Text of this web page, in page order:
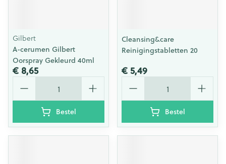
Gilbert
A-cerumen Gilbert
Oorspray Gekleurd 40ml
€ 8,65
Aantal
Bestel
Cleansing&care
Reinigingstabletten 20
€ 5,49
Aantal
Bestel